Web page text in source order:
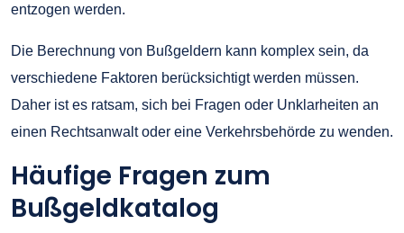
entzogen werden.
Die Berechnung von Bußgeldern kann komplex sein, da
verschiedene Faktoren berücksichtigt werden müssen.
Daher ist es ratsam, sich bei Fragen oder Unklarheiten an
einen Rechtsanwalt oder eine Verkehrsbehörde zu wenden.
Häufige Fragen zum
Bußgeldkatalog